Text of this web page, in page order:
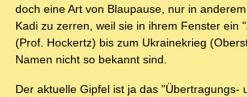
doch eine Art von Blaupause, nur in
Kadi zu zerren, weil sie in ihrem Fenster ein
(Prof. Hockertz) bis zum Ukrainekrieg
Namen nicht so bekannt sind.
Der aktuelle Gipfel ist ja das